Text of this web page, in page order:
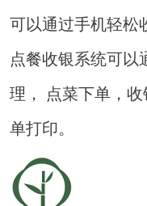
可以通过手机轻松
点餐收银系统可以
理， 点菜下单，
单打印。